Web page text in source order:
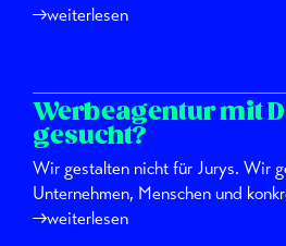
weiterlesen
Werbeagentur mit
gesucht?
Wir gestalten nicht für Jurys. Wir
Unternehmen, Menschen und
weiterlesen